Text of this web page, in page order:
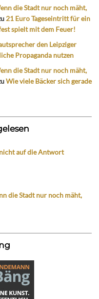
die Stadt nur noch mäht,
21 Euro Tageseintritt für ein
spielt mit dem Feuer!
den Leipziger
Propaganda nutzen
die Stadt nur noch mäht,
Wie viele Bäcker sich gerade
auf die Antwort
die Stadt nur noch mäht,